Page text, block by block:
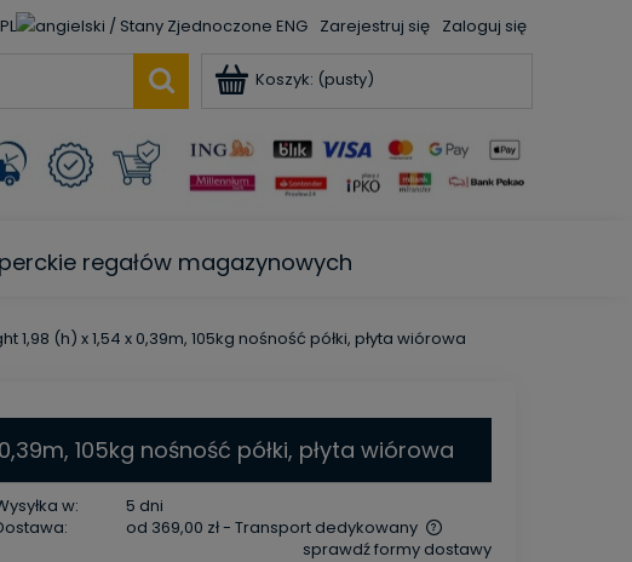
PL ENG Zarejestruj się Zaloguj się
Koszyk: (pusty)
regałów magazynowych
1,98 (h) x 1,54 x 0,39m, 105kg nośność półki, płyta wiórowa
105kg nośność półki, płyta wiórowa
w:
5 dni
od 369,00 zł- Transport dedykowany
sprawdź formy dostawy